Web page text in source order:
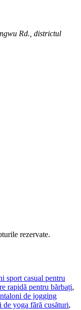
Rd., districtul
rezervate.
sport casual pentru
rapidă pentru bărbați,
de jogging
de yoga fără cusături,